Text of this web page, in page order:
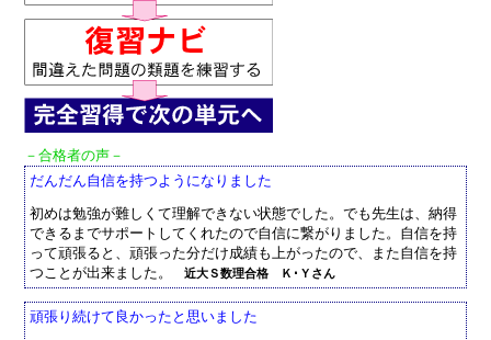
－合格者の声－
だんだん自信を持つようになりました
初めは勉強が難しくて理解できない状態でした。でも先生は、納得
できるまでサポートしてくれたので自信に繋がりました。自信を持
って頑張ると、頑張った分だけ成績も上がったので、また自信を持
つことが出来ました。
近大Ｓ数理合格 Ｋ･Ｙさん
頑張り続けて良かったと思いました